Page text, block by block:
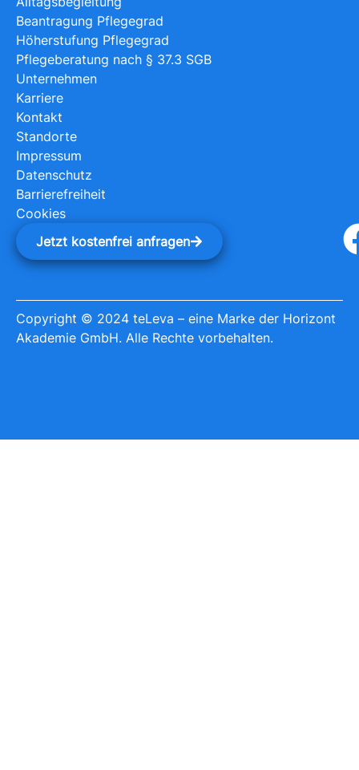
Beantragung Pflegegrad
Höherstufung Pflegegrad
Pflegeberatung nach § 37.3 SGB
Unternehmen
Karriere
Kontakt
Standorte
Impressum
Datenschutz
Barrierefreiheit
Cookies
Jetzt kostenfrei anfragen
Copyright © 2024 teLeva – eine Marke der Horizont
Akademie GmbH. Alle Rechte vorbehalten.